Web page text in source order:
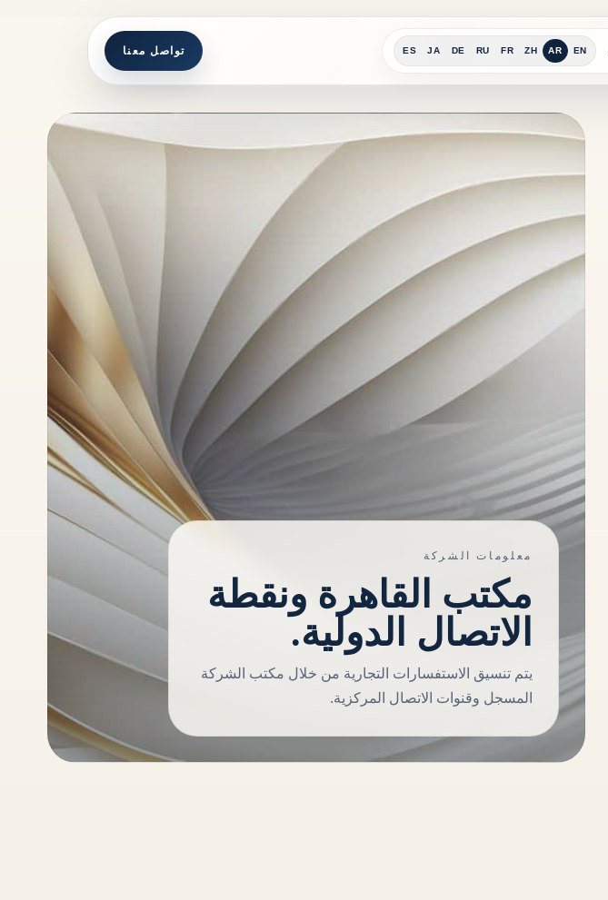
EN
AR
ZH
FR
RU
DE
JA
ES تواصل معنا
معلومات الشركة
مكتب القاهرة ونقطة
الاتصال الدولية.
يتم تنسيق الاستفسارات التجارية من خلال مكتب الشركة
المسجل وقنوات الاتصال المركزية.